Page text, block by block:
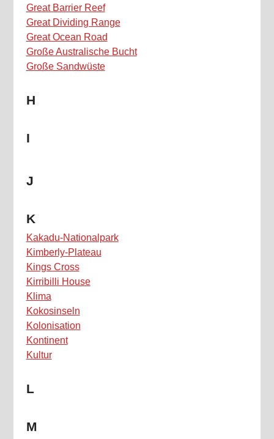
Great Barrier Reef
Great Dividing Range
Great Ocean Road
Große Australische Bucht
Große Sandwüste
H
I
J
K
Kakadu-Nationalpark
Kimberly-Plateau
Kings Cross
Kirribilli House
Klima
Kokosinseln
Kolonisation
Kontinent
Kultur
L
M